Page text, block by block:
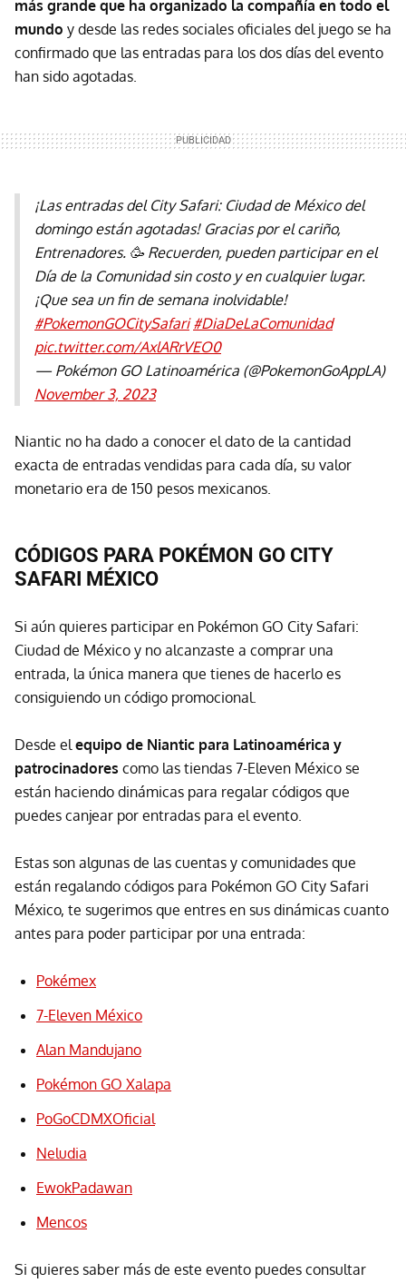
más grande que ha organizado la compañía en todo el
mundo y desde las redes sociales oficiales del juego se ha
confirmado que las entradas para los dos días del evento
han sido agotadas.
¡Las entradas del City Safari: Ciudad de México del
domingo están agotadas! Gracias por el cariño,
Entrenadores. 🥳 Recuerden, pueden participar en el
Día de la Comunidad sin costo y en cualquier lugar.
¡Que sea un fin de semana inolvidable!
#PokemonGOCitySafari #DiaDeLaComunidad
pic.twitter.com/AxlARrVEO0
— Pokémon GO Latinoamérica (@PokemonGoAppLA)
November 3, 2023
Niantic no ha dado a conocer el dato de la cantidad
exacta de entradas vendidas para cada día, su valor
monetario era de 150 pesos mexicanos.
CÓDIGOS PARA POKÉMON GO CITY
SAFARI MÉXICO
Si aún quieres participar en Pokémon GO City Safari:
Ciudad de México y no alcanzaste a comprar una
entrada, la única manera que tienes de hacerlo es
consiguiendo un código promocional.
Desde elequipo de Niantic para Latinoamérica y
patrocinadores como las tiendas 7-Eleven México se
están haciendo dinámicas para regalar códigos que
puedes canjear por entradas para el evento.
Estas son algunas de las cuentas y comunidades que
están regalando códigos para Pokémon GO City Safari
México, te sugerimos que entres en sus dinámicas cuanto
antes para poder participar por una entrada:
Pokémex
7-Eleven México
Alan Mandujano
Pokémon GO Xalapa
PoGoCDMXOficial
Neludia
EwokPadawan
Mencos
Si quieres saber más de este evento puedes consultar